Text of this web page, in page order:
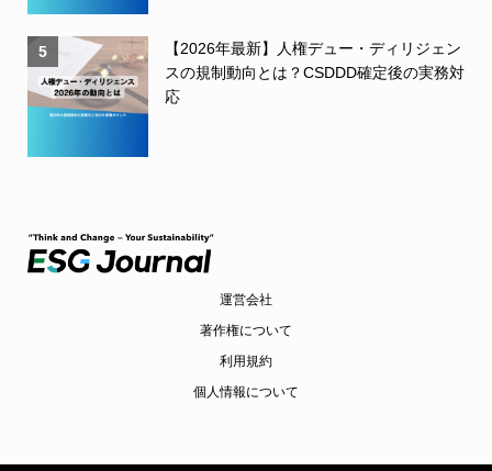
5
【2026年最新】人権デュー・ディリジェン
スの規制動向とは？CSDDD確定後の実務対
応
運営会社
著作権について
利用規約
個人情報について